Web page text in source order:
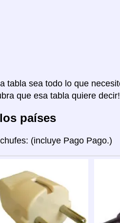
tabla sea todo lo que
que esa tabla quiere decir!
países
(incluye Pago Pago.)